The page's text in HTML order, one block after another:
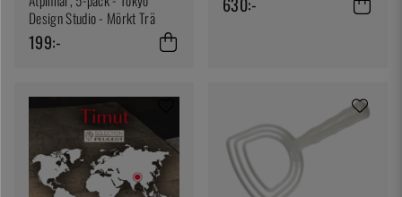
Design Studio - Mörkt Trä
199:-